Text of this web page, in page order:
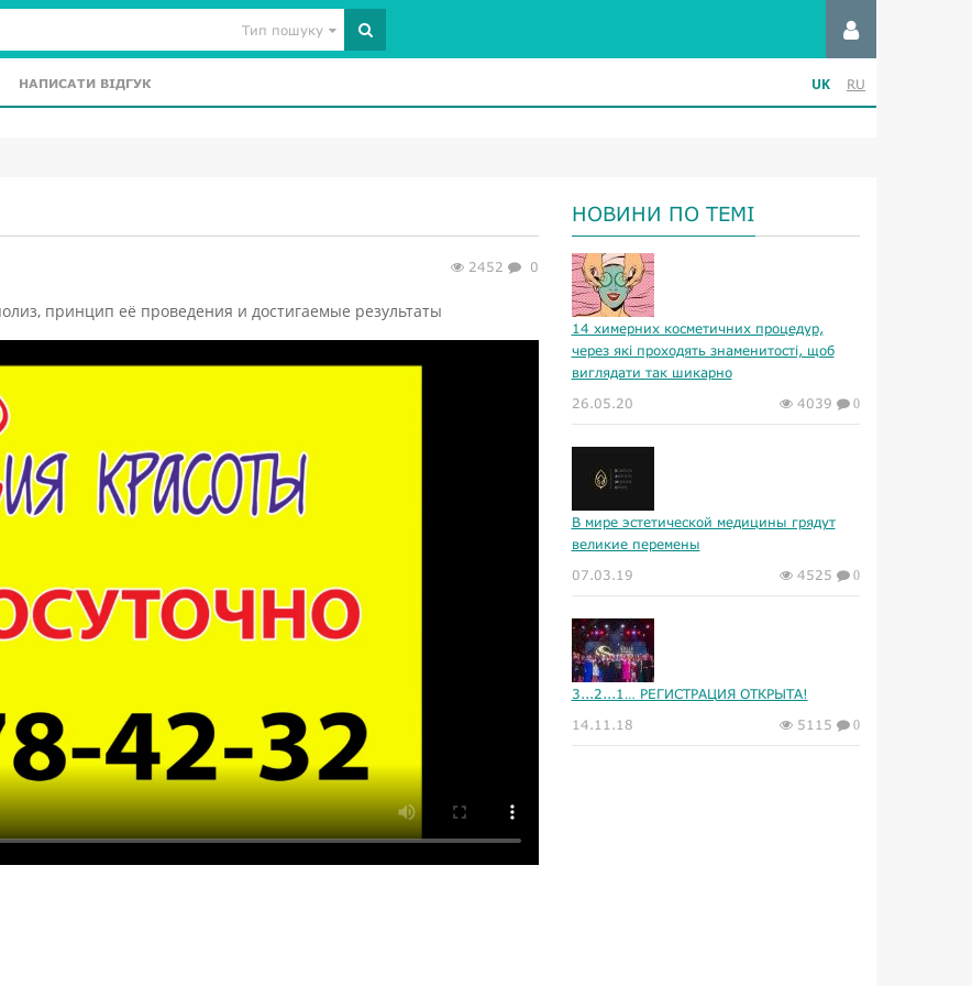
Тип пошуку
НАПИСАТИ ВІДГУК UK RU
2452 0
принцип её проведения и достигаемые результаты
НОВИНИ ПО ТЕМІ
14 химерних косметичних процедур,
через які проходять знаменитості, щоб
виглядати так шикарно
26.05.20
4039 0
В мире эстетической медицины грядут
великие перемены
07.03.19
4525 0
3...2...1… РЕГИСТРАЦИЯ ОТКРЫТА!
14.11.18
5115 0